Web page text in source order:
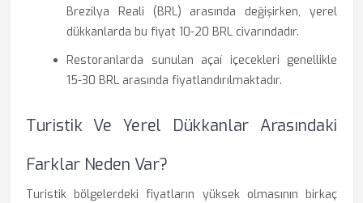
Brezilya Reali (BRL) arasında değişirken, yerel
dükkanlarda bu fiyat 10-20 BRL civarındadır.
Restoranlarda sunulan açaí içecekleri genellikle
15-30 BRL arasında fiyatlandırılmaktadır.
Turistik Ve Yerel Dükkanlar Arasındaki
Farklar Neden Var?
Turistik bölgelerdeki fiyatların yüksek olmasının birkaç